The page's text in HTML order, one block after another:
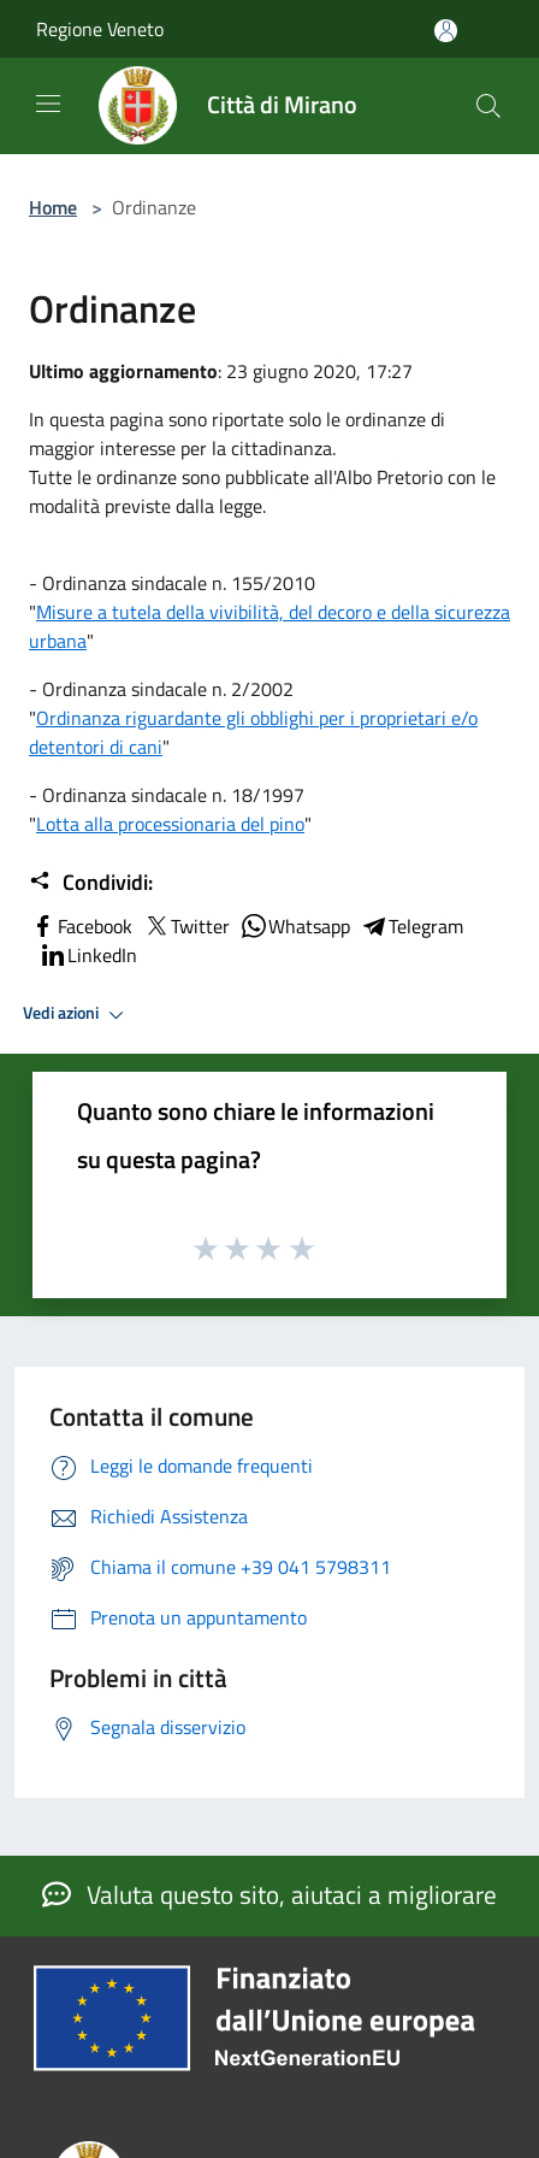
Regione Veneto
Città di Mirano
Home > Ordinanze
Ordinanze
Ultimo aggiornamento: 23 giugno 2020, 17:27
In questa pagina sono riportate solo le ordinanze di
maggior interesse per la cittadinanza.
Tutte le ordinanze sono pubblicate all'Albo Pretorio con le
modalità previste dalla legge.
- Ordinanza sindacale n. 155/2010
"Misure a tutela della vivibilità, del decoro e della sicurezza
urbana"
- Ordinanza sindacale n. 2/2002
"Ordinanza riguardante gli obblighi per i proprietari e/o
detentori di cani"
- Ordinanza sindacale n. 18/1997
"Lotta alla processionaria del pino"
Condividi:
Facebook Twitter Whatsapp
Telegram
LinkedIn
Vedi azioni
Quanto sono chiare le informazioni
su questa pagina?
Contatta il comune
Leggi le domande frequenti
Richiedi Assistenza
Chiama il comune +39 041 5798311
Prenota un appuntamento
Problemi in città
Segnala disservizio
Valuta questo sito, aiutaci a migliorare